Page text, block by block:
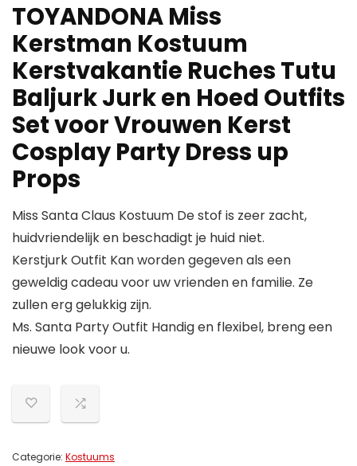
TOYANDONA Miss
Kerstman Kostuum
Kerstvakantie Ruches Tutu
Baljurk Jurk en Hoed Outfits
Set voor Vrouwen Kerst
Cosplay Party Dress up
Props
Miss Santa Claus Kostuum De stof is zeer zacht,
huidvriendelijk en beschadigt je huid niet.
Kerstjurk Outfit Kan worden gegeven als een
geweldig cadeau voor uw vrienden en familie. Ze
zullen erg gelukkig zijn.
Ms. Santa Party Outfit Handig en flexibel, breng een
nieuwe look voor u.
Categorie: Kostuums